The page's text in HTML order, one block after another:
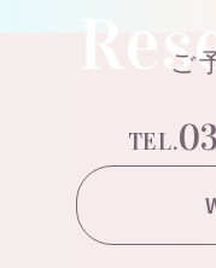
ご
TEL.